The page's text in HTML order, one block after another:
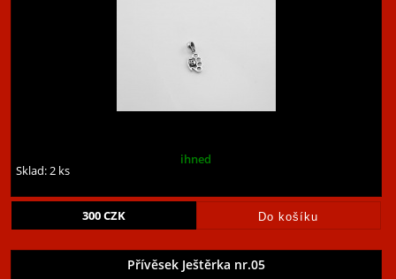
ihned
Sklad: 2 ks
300CZK
Přívěsek Ještěrka nr.05